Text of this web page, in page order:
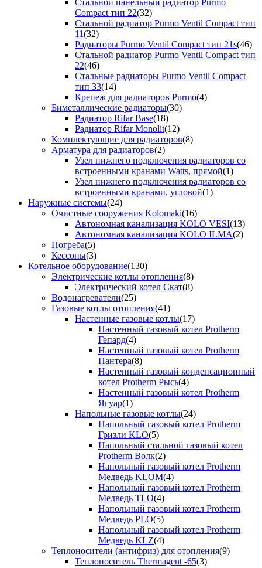
Стальной панельный радиатор Purmo
Compact тип 22(32)
Стальной радиатор Purmo Ventil Compact тип
11(32)
Радиаторы Purmo Ventil Compact тип 21s(46)
Стальной радиатор Purmo Ventil Compact тип
22(46)
Стальные радиаторы Purmo Ventil Compact
тип 33(14)
Крепеж для радиаторов Purmo(4)
Биметаллические радиаторы(30)
Радиатор Rifar Base(18)
Радиатор Rifar Monolit(12)
Комплектующие для радиаторов(8)
Арматура для радиаторов(2)
Узел нижнего подключения радиаторов со
встроенными кранами Watts, прямой(1)
Узел нижнего подключения радиаторов со
встроенными кранами, угловой(1)
Наружные системы(24)
Очистные сооружения Kolomaki(16)
Автономная канализация KOLO VESI(13)
Автономная канализация KOLO ILMA(2)
Погреба(5)
Кессоны(3)
Котельное оборудование(130)
Электрические котлы отопления(8)
Электрический котел Скат(8)
Водонагреватели(25)
Газовые котлы отопления(41)
Настенные газовые котлы(17)
Настенный газовый котел Protherm
Гепард(4)
Настенный газовый котел Protherm
Пантера(8)
Настенный газовый конденсационный
котел Protherm Рысь(4)
Настенный газовый котел Protherm
Ягуар(1)
Напольные газовые котлы(24)
Напольный газовый котел Protherm
Гризли KLO(5)
Напольный стальной газовый котел
Protherm Волк(2)
Напольный газовый котел Protherm
Медведь KLOM(4)
Напольный газовый котел Protherm
Медведь TLO(4)
Напольный газовый котел Protherm
Медведь PLO(5)
Напольный газовый котел Protherm
Медведь KLZ(4)
Теплоносители (антифриз) для отопления(9)
Теплоноситель Thermagent -65(3)